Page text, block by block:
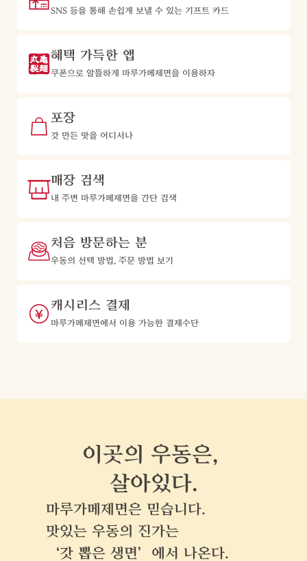
SNS 등을 통해 손쉽게 보낼 수 있는 기프트 카드
혜택 가득한 앱
쿠폰으로 알뜰하게 마루가메제면을 이용하자
포장
갓 만든 맛을 어디서나
매장 검색
내 주변 마루가메제면을 간단 검색
처음 방문하는 분
우동의 선택 방법, 주문 방법 보기
캐시리스 결제
마루가메제면에서 이용 가능한 결제수단
이곳의 우동은,
살아있다.
마루가메제면은 믿습니다.
맛있는 우동의 진가는
‘갓 뽑은 생면’에서 나온다.